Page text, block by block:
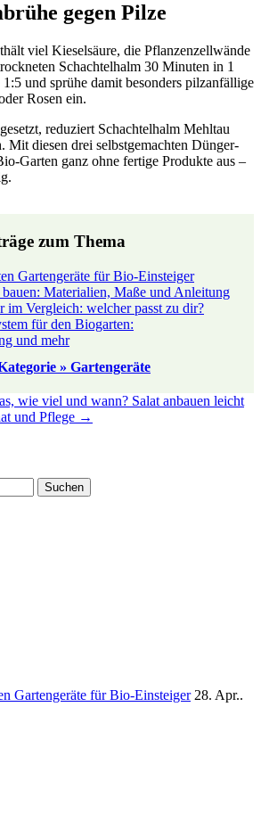
gegen Pilze
viel Kieselsäure, die Pflanzenzellwände
Schachtelhalm 30 Minuten in 1
und sprühe damit besonders pilzanfällige
Rosen ein.
reduziert Schachtelhalm Mehltau
Mit diesen drei selbstgemachten Dünger­
Garten ganz ohne fertige Produkte aus –
zum Thema
Gartengeräte für Bio-Einsteiger
bauen: Materialien, Maße und Anleitung
im Vergleich: welcher passt zu dir?
für den Biogarten:
und mehr
» Gartengeräte
wie viel und wann? Salat anbauen leicht
und Pflege →
Suchen
Gartengeräte für Bio-Einsteiger 28. Apr..